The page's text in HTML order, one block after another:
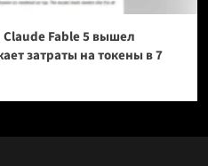
Fable 5 вышел
затраты на токены в 7